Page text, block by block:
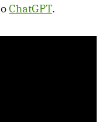
o ChatGPT.